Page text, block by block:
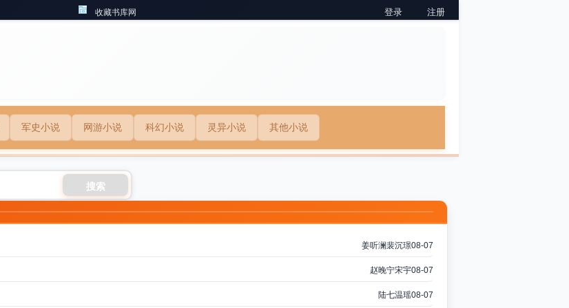
收藏书库网 登录 注册
军史小说 网游小说 科幻小说 灵异小说 其他小说
搜索
姜听澜裴沉璟08-07
赵晚宁宋宇08-07
陆七温瑶08-07